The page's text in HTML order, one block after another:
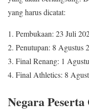
yang harus dicatat:
Pembukaan: 23 Juli
Penutupan: 8 Agustus
Final Renang: 1
Final Athletics: 8
Negara